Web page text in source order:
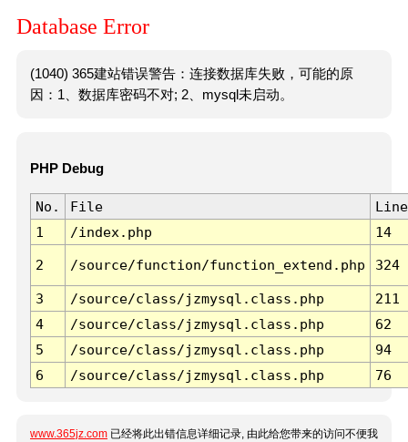
Database Error
(1040) 365建站错误警告：连接数据库失败，可能的原
因：1、数据库密码不对; 2、mysql未启动。
PHP Debug
No. File
Line
1
/index.php 14
2 /source/function/function_extend.php 324
3 /source/class/jzmysql.class.php
211
4
/source/class/jzmysql.class.php
62
5
/source/class/jzmysql.class.php
94
6
/source/class/jzmysql.class.php 76
www.365jz.com 已经将此出错信息详细记录, 由此给您带来的访问不便我